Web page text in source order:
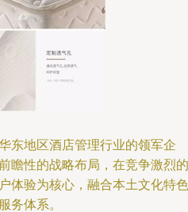
东地区酒店管理行业的领军企
瞻性的战略布局，在竞争激烈的
体验为核心，融合本土文化特色
务体系。